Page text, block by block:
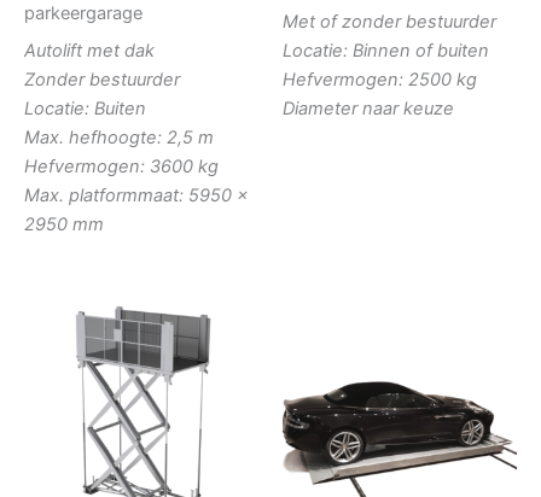
parkeergarage
Autolift met dak
Zonder bestuurder
Locatie: Buiten
Max. hefhoogte: 2,5 m
Hefvermogen: 3600 kg
Max. platformmaat: 5950 x
2950 mm
Met of zonder bestuurder
Locatie: Binnen of buiten
Hefvermogen: 2500 kg
Diameter naar keuze